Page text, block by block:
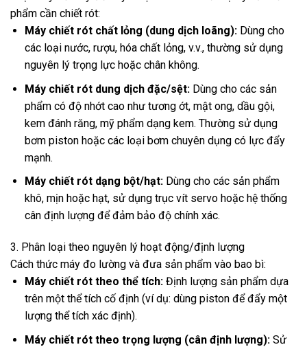
phẩm cần chiết rót:
Máy chiết rót chất lỏng (dung dịch loãng):Dùng cho
các loại nước, rượu, hóa chất lỏng, v.v., thường sử dụng
nguyên lý trọng lực hoặc chân không.
Máy chiết rót dung dịch đặc/sệt:Dùng cho các sản
phẩm có độ nhớt cao như tương ớt, mật ong, dầu gội,
kem đánh răng, mỹ phẩm dạng kem. Thường sử dụng
bơm piston hoặc các loại bơm chuyên dụng có lực đẩy
mạnh.
Máy chiết rót dạng bột/hạt:Dùng cho các sản phẩm
khô, mịn hoặc hạt, sử dụng trục vít servo hoặc hệ thống
cân định lượng để đảm bảo độ chính xác.
3. Phân loại theo nguyên lý hoạt động/định lượng
Cách thức máy đo lường và đưa sản phẩm vào bao bì:
Máy chiết rót theo thể tích:Định lượng sản phẩm dựa
trên một thể tích cố định (ví dụ: dùng piston để đẩy một
lượng thể tích xác định).
Máy chiết rót theo trọng lượng (cân định lượng):Sử